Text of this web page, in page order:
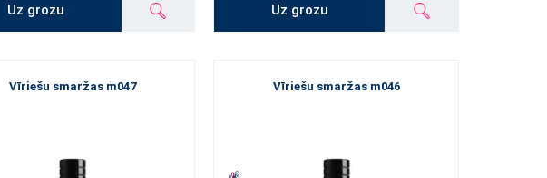
Uz grozu Uz grozu
Vīriešu smaržas m047 Vīriešu smaržas m046